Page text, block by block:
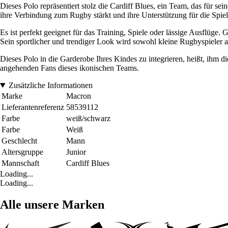
Dieses Polo repräsentiert stolz die Cardiff Blues, ein Team, das für
ihre Verbindung zum Rugby stärkt und ihre Unterstützung für die
Es ist perfekt geeignet für das Training, Spiele oder lässige
Sein sportlicher und trendiger Look wird sowohl kleine Rugbyspieler
Dieses Polo in die Garderobe Ihres Kindes zu integrieren, heißt, ihm
angehenden Fans dieses ikonischen Teams.
Zusätzliche Informationen
Marke
Macron
Lieferantenreferenz 58539112
Farbe
weiß/schwarz
Farbe
Weiß
Geschlecht
Mann
Altersgruppe
Junior
Mannschaft
Cardiff Blues
Loading...
Loading...
Alle unsere Marken